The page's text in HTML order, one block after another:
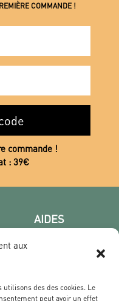
aux
des des cookies. Le
peut avoir un effet
COMMANDE !
commande !
: 39€
AIDES